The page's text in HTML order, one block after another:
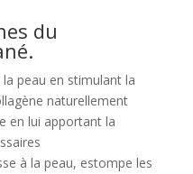
du
peau en stimulant la
naturellement
en lui apportant la
à la peau, estompe les